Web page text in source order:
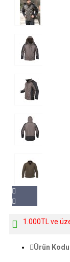
1.000TL ve
Ürün